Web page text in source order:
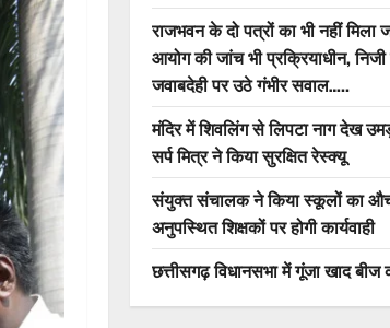
राजभवन के दो पत्रों का भी नहीं मिला
आयोग की जांच भी प्रक्रियाधीन, निजी
जवाबदेही पर उठे गंभीर सवाल…..
मंदिर में शिवलिंग से लिपटा नाग देख
सर्प मित्र ने किया सुरक्षित रेस्क्यू
संयुक्त संचालक ने किया स्कूलों का
अनुपस्थित शिक्षकों पर होगी कार्यवाही
छत्तीसगढ़ विधानसभा में गूंजा खाद बीज